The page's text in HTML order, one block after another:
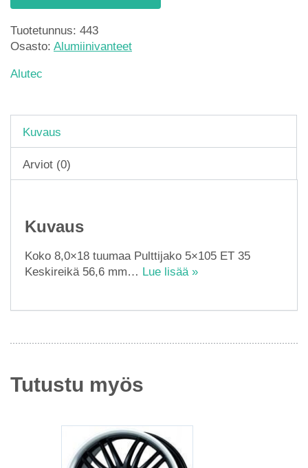
Tuotetunnus: 443
Osasto: Alumiinivanteet
Alutec
Kuvaus
Arviot (0)
Kuvaus
Koko 8,0×18 tuumaa Pulttijako 5×105 ET 35
Keskireikä 56,6 mm… Lue lisää »
Tutustu myös